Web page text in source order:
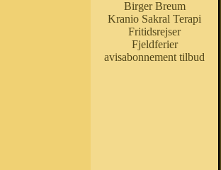
Birger Breum
Kranio Sakral Terapi
Fritidsrejser
Fjeldferier
avisabonnement tilbud